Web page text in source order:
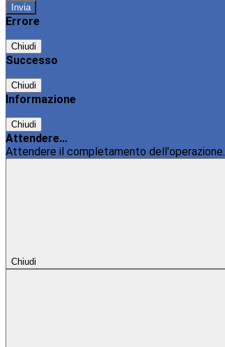
Errore
Chiudi
Successo
Chiudi
Informazione
Chiudi
Attendere...
Attendere il completamento
Chiudi